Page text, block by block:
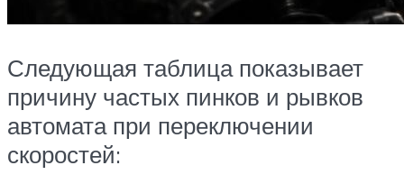
Следующая таблица показывает
причину частых пинков и рывков
автомата при переключении
скоростей: